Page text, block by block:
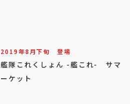
2019年8月下旬 登場
艦隊これくしょん -艦これ- サマ
ーケット